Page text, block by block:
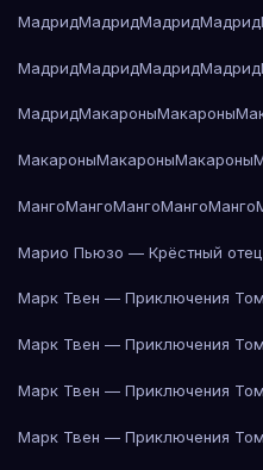
МадридМадридМадридМадрид
МадридМадридМадридМадрид
МадридМакароныМакароны
МакароныМакароныМакароны
МангоМангоМангоМангоМанго
Марио Пьюзо — Крёстный отец
Марк Твен — Приключения
Марк Твен — Приключения
Марк Твен — Приключения
Марк Твен — Приключения